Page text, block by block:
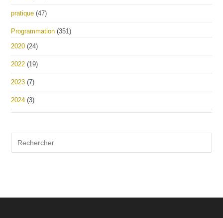
pratique (47)
Programmation (351)
2020 (24)
2022 (19)
2023 (7)
2024 (3)